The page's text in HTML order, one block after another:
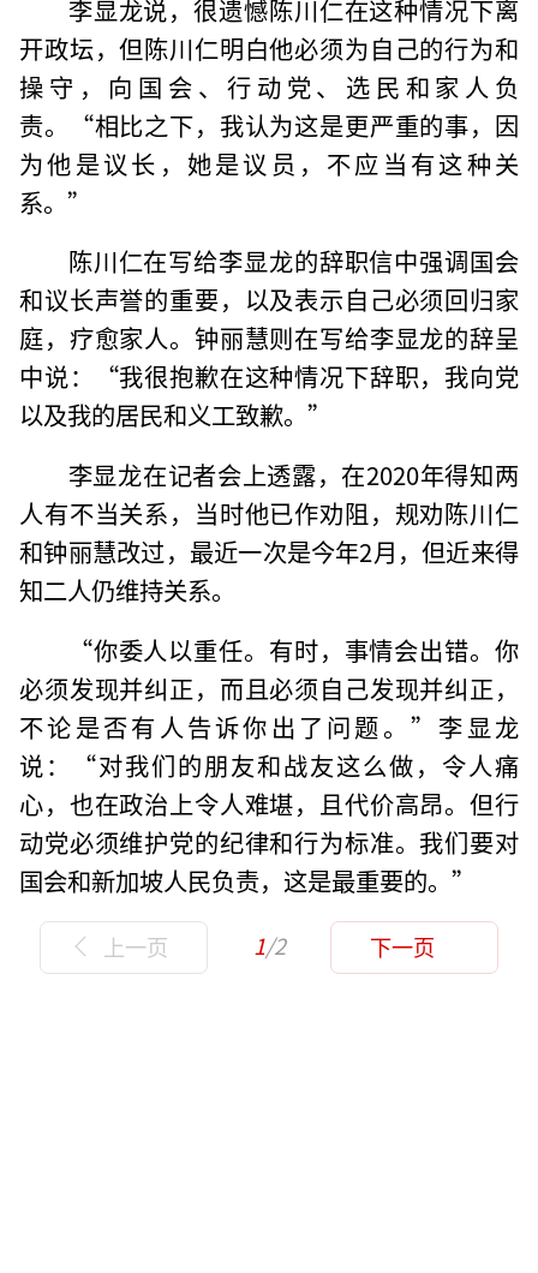
李显龙说，很遗憾陈川仁在这种情况下离
开政坛，但陈川仁明白他必须为自己的行为和
操守，向国会、行动党、选民和家人负
责。“相比之下，我认为这是更严重的事，因
为他是议长，她是议员，不应当有这种关
系。”
陈川仁在写给李显龙的辞职信中强调国会
和议长声誉的重要，以及表示自己必须回归家
庭，疗愈家人。钟丽慧则在写给李显龙的辞呈
中说：“我很抱歉在这种情况下辞职，我向党
以及我的居民和义工致歉。”
李显龙在记者会上透露，在2020年得知两
人有不当关系，当时他已作劝阻，规劝陈川仁
和钟丽慧改过，最近一次是今年2月，但近来得
知二人仍维持关系。
“你委人以重任。有时，事情会出错。你
必须发现并纠正，而且必须自己发现并纠正，
不论是否有人告诉你出了问题。”李显龙
说：“对我们的朋友和战友这么做，令人痛
心，也在政治上令人难堪，且代价高昂。但行
动党必须维护党的纪律和行为标准。我们要对
国会和新加坡人民负责，这是最重要的。”
上一页 1/2 下一页